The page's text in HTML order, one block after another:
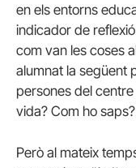
en els entorns
indicador de
com van les coses
alumnat la següent
persones del
vida? Com ho
Però al mateix